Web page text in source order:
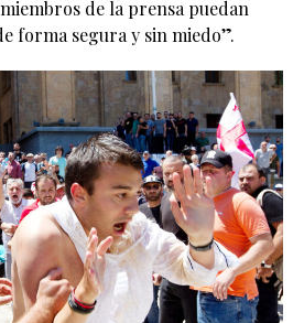
de la prensa puedan
forma segura y sin miedo”.